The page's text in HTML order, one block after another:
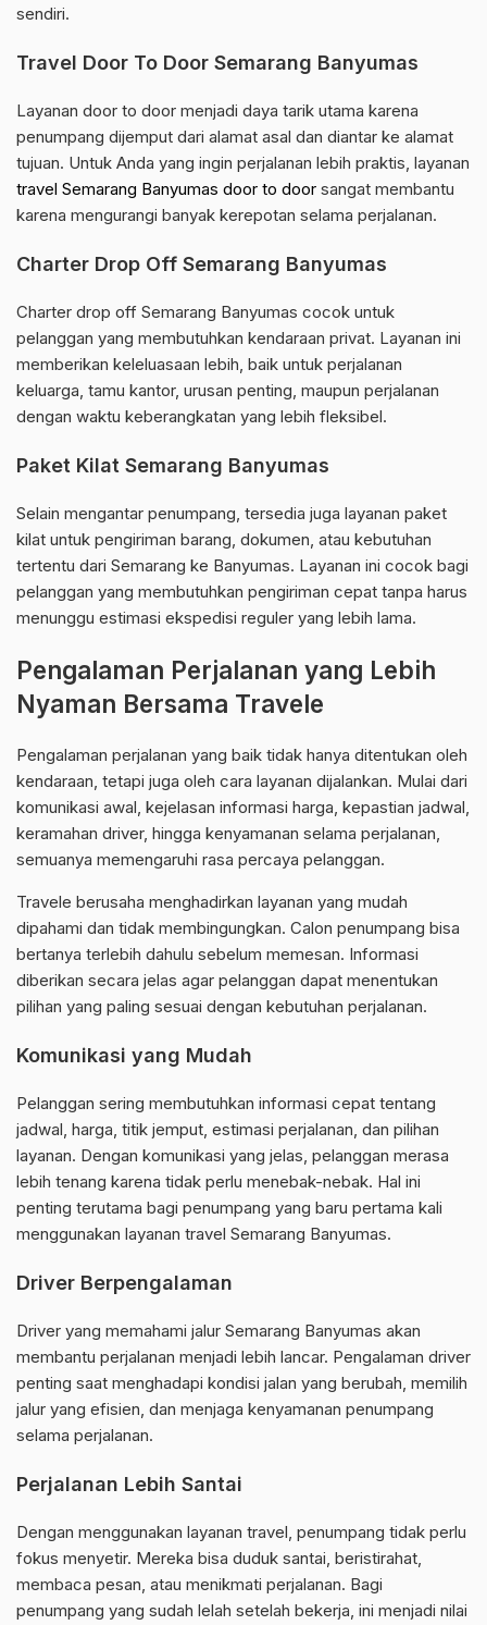
sendiri.
Travel Door To Door Semarang Banyumas
Layanan door to door menjadi daya tarik utama karena
penumpang dijemput dari alamat asal dan diantar ke alamat
tujuan. Untuk Anda yang ingin perjalanan lebih praktis, layanan
travel Semarang Banyumas door to door sangat membantu
karena mengurangi banyak kerepotan selama perjalanan.
Charter Drop Off Semarang Banyumas
Charter drop off Semarang Banyumas cocok untuk
pelanggan yang membutuhkan kendaraan privat. Layanan ini
memberikan keleluasaan lebih, baik untuk perjalanan
keluarga, tamu kantor, urusan penting, maupun perjalanan
dengan waktu keberangkatan yang lebih fleksibel.
Paket Kilat Semarang Banyumas
Selain mengantar penumpang, tersedia juga layanan paket
kilat untuk pengiriman barang, dokumen, atau kebutuhan
tertentu dari Semarang ke Banyumas. Layanan ini cocok bagi
pelanggan yang membutuhkan pengiriman cepat tanpa harus
menunggu estimasi ekspedisi reguler yang lebih lama.
Pengalaman Perjalanan yang Lebih
Nyaman Bersama Travele
Pengalaman perjalanan yang baik tidak hanya ditentukan oleh
kendaraan, tetapi juga oleh cara layanan dijalankan. Mulai dari
komunikasi awal, kejelasan informasi harga, kepastian jadwal,
keramahan driver, hingga kenyamanan selama perjalanan,
semuanya memengaruhi rasa percaya pelanggan.
Travele berusaha menghadirkan layanan yang mudah
dipahami dan tidak membingungkan. Calon penumpang bisa
bertanya terlebih dahulu sebelum memesan. Informasi
diberikan secara jelas agar pelanggan dapat menentukan
pilihan yang paling sesuai dengan kebutuhan perjalanan.
Komunikasi yang Mudah
Pelanggan sering membutuhkan informasi cepat tentang
jadwal, harga, titik jemput, estimasi perjalanan, dan pilihan
layanan. Dengan komunikasi yang jelas, pelanggan merasa
lebih tenang karena tidak perlu menebak-nebak. Hal ini
penting terutama bagi penumpang yang baru pertama kali
menggunakan layanan travel Semarang Banyumas.
Driver Berpengalaman
Driver yang memahami jalur Semarang Banyumas akan
membantu perjalanan menjadi lebih lancar. Pengalaman driver
penting saat menghadapi kondisi jalan yang berubah, memilih
jalur yang efisien, dan menjaga kenyamanan penumpang
selama perjalanan.
Perjalanan Lebih Santai
Dengan menggunakan layanan travel, penumpang tidak perlu
fokus menyetir. Mereka bisa duduk santai, beristirahat,
membaca pesan, atau menikmati perjalanan. Bagi
penumpang yang sudah lelah setelah bekerja, ini menjadi nilai